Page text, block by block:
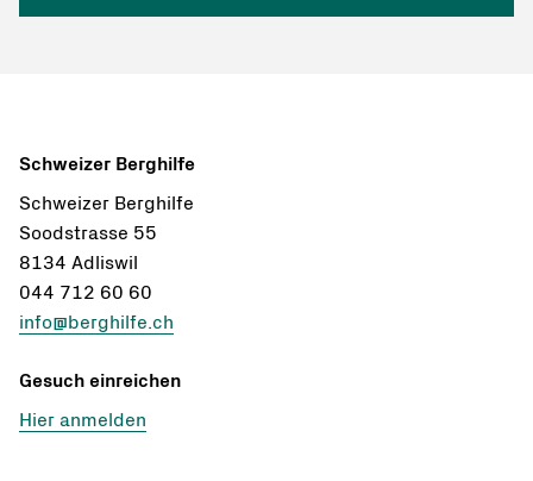
Schweizer Berghilfe
Schweizer Berghilfe
Soodstrasse 55
8134 Adliswil
044 712 60 60
info@berghilfe.ch
Gesuch einreichen
Hier anmelden